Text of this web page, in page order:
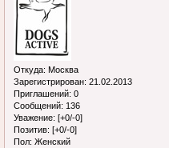
Откуда: Москва
Зарегистрирован: 21.02.2013
Приглашений: 0
Сообщений: 136
Уважение: [+0/-0]
Позитив: [+0/-0]
Пол: Женский